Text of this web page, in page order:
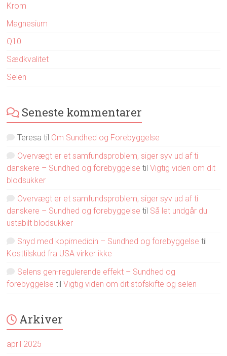
Krom
Magnesium
Q10
Sædkvalitet
Selen
Seneste kommentarer
Teresa til Om Sundhed og Forebyggelse
Overvægt er et samfundsproblem, siger syv ud af ti
danskere – Sundhed og forebyggelse tilVigtig viden om dit
blodsukker
Overvægt er et samfundsproblem, siger syv ud af ti
danskere – Sundhed og forebyggelse til Så let undgår du
ustabilt blodsukker
Snyd med kopimedicin – Sundhed og forebyggelse til
Kosttilskud fra USA virker ikke
Selens gen-regulerende effekt – Sundhed og
forebyggelse tilVigtig viden om dit stofskifte og selen
Arkiver
april 2025